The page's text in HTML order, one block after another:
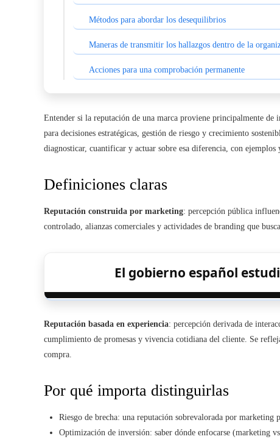
Métodos para abordar los desequilibrios
Maneras de transmitir los hallazgos dentro de la
Acciones para una comprobación permanente
Entender si la reputación de una marca proviene principalmente de
para decisiones estratégicas, gestión de riesgo y crecimiento
diagnosticar, cuantificar y actuar sobre esa diferencia, con ejemplos
Definiciones claras
Reputación construida por marketing: percepción pública
controlado, alianzas comerciales y actividades de branding que
El gobierno español
Reputación basada en experiencia: percepción derivada de
cumplimiento de promesas y vivencia cotidiana del cliente. Se
compra.
Por qué importa distinguirlas
Riesgo de brecha: una reputación sobrevalorada por marketing
Optimización de inversión: saber dónde enfocarse (marketing